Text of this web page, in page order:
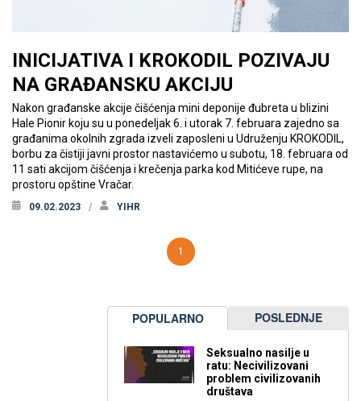
INICIJATIVA I KROKODIL POZIVAJU
NA GRAĐANSKU AKCIJU
Nakon građanske akcije čišćenja mini deponije đubreta u blizini
Hale Pionir koju su u ponedeljak 6. i utorak 7. februara zajedno sa
građanima okolnih zgrada izveli zaposleni u Udruženju KROKODIL,
borbu za čistiji javni prostor nastavićemo u subotu, 18. februara od
11 sati akcijom čišćenja i krečenja parka kod Mitićeve rupe, na
prostoru opštine Vračar.
09.02.2023 YIHR
1
POPULARNO POSLEDNJE
Seksualno nasilje u
ratu: Necivilizovani
problem civilizovanih
društava